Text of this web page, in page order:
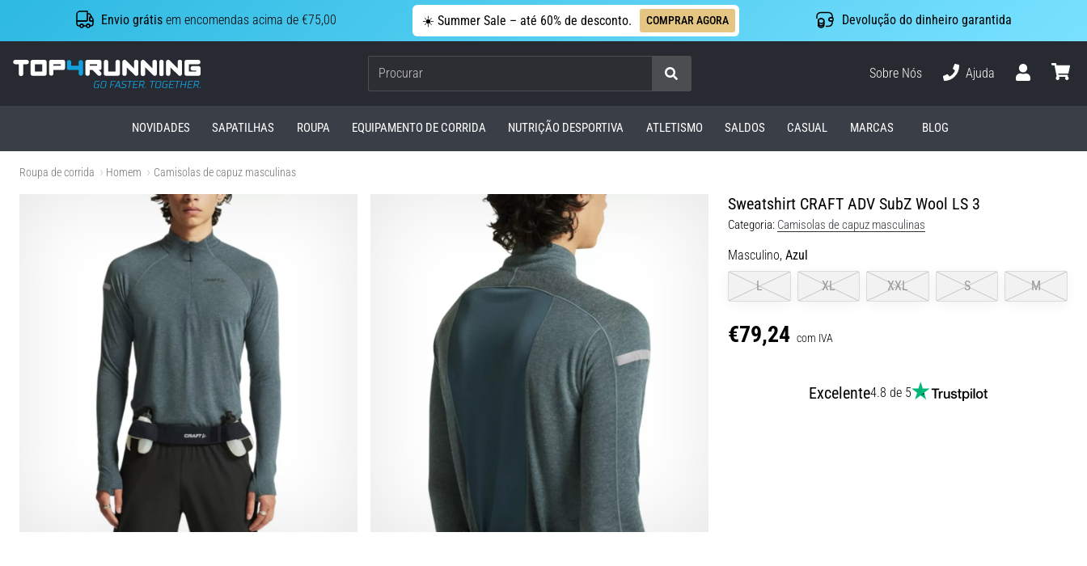
Envio grátis em encomendas acima de €75,00 ☀️ Summer Sale – até 60% de desconto. COMPRAR AGORA Devolução do dinheiro garantida
Top4Running.pt
Procurar
Sobre Nós
Ajuda
NOVIDADES SAPATILHAS ROUPA EQUIPAMENTO DE CORRIDA NUTRIÇÃO DESPORTIVA ATLETISMO SALDOS CASUAL MARCAS BLOG
Roupa de corrida Homem Camisolas de capuz masculinas
Sweatshirt CRAFT ADV SubZ Wool LS 3
Categoria: Camisolas de capuz masculinas
Masculino, Azul
L
XL XXL S M
€79,24 com IVA
Excelente4.8 de 5